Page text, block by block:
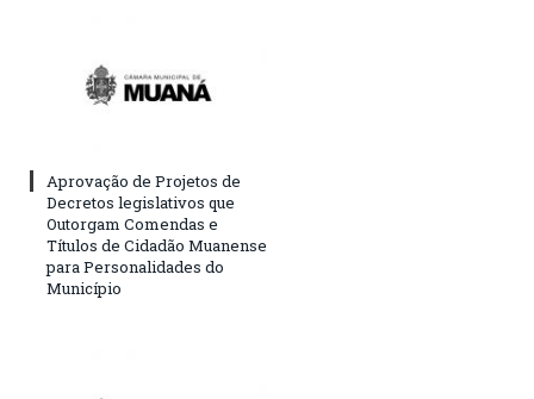
Aprovação de Projetos de
Decretos legislativos que
Outorgam Comendas e
Títulos de Cidadão Muanense
para Personalidades do
Município